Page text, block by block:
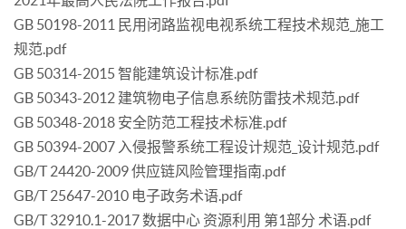
GB 50198-2011 民用闭路监视电视系统工程技术规范_施工
规范.pdf
GB 50314-2015 智能建筑设计标准.pdf
GB 50343-2012 建筑物电子信息系统防雷技术规范.pdf
GB 50348-2018 安全防范工程技术标准.pdf
GB 50394-2007 入侵报警系统工程设计规范_设计规范.pdf
GB/T 24420-2009 供应链风险管理指南.pdf
GB/T 25647-2010 电子政务术语.pdf
GB/T 32910.1-2017 数据中心 资源利用 第1部分 术语.pdf